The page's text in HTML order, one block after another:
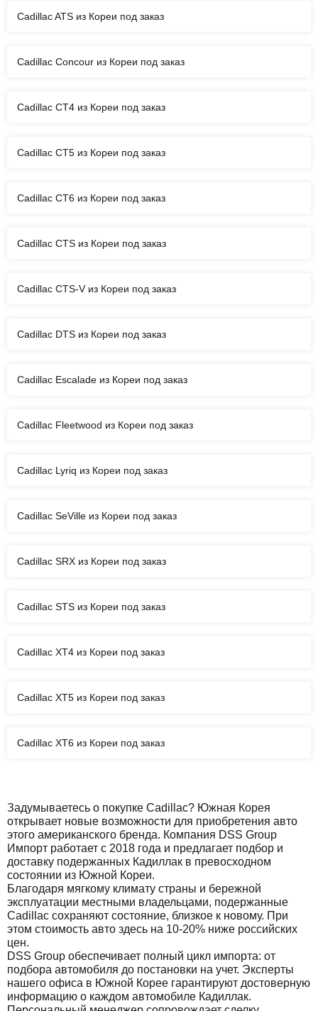
Cadillac ATS из Кореи под заказ
Cadillac Concour из Кореи под заказ
Cadillac CT4 из Кореи под заказ
Cadillac CT5 из Кореи под заказ
Cadillac CT6 из Кореи под заказ
Cadillac CTS из Кореи под заказ
Cadillac CTS-V из Кореи под заказ
Cadillac DTS из Кореи под заказ
Cadillac Escalade из Кореи под заказ
Cadillac Fleetwood из Кореи под заказ
Cadillac Lyriq из Кореи под заказ
Cadillac SeVille из Кореи под заказ
Cadillac SRX из Кореи под заказ
Cadillac STS из Кореи под заказ
Cadillac XT4 из Кореи под заказ
Cadillac XT5 из Кореи под заказ
Cadillac XT6 из Кореи под заказ
Задумываетесь о покупке Cadillac? Южная Корея
открывает новые возможности для приобретения авто
этого американского бренда. Компания DSS Group
Импорт работает с 2018 года и предлагает подбор и
доставку подержанных Кадиллак в превосходном
состоянии из Южной Кореи.
Благодаря мягкому климату страны и бережной
эксплуатации местными владельцами, подержанные
Cadillac сохраняют состояние, близкое к новому. При
этом стоимость авто здесь на 10-20% ниже российских
цен.
DSS Group обеспечивает полный цикл импорта: от
подбора автомобиля до постановки на учет. Эксперты
нашего офиса в Южной Корее гарантируют достоверную
информацию о каждом автомобиле Кадиллак.